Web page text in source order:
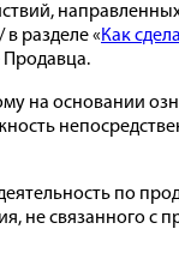
разделе «Как
на основании
по
не связанного с